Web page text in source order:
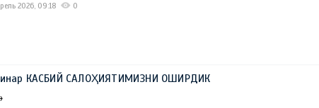
2026, 09:18 0
КАСБИЙ САЛОҲИЯТИМИЗНИ ОШИРДИК